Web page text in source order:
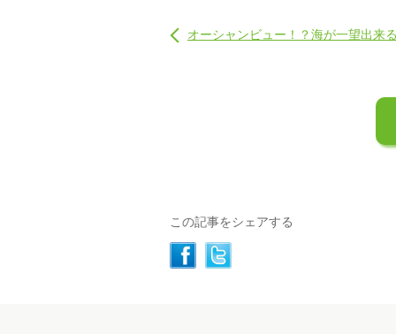
オーシャンビュー！？海が一望出来
この記事をシェアする